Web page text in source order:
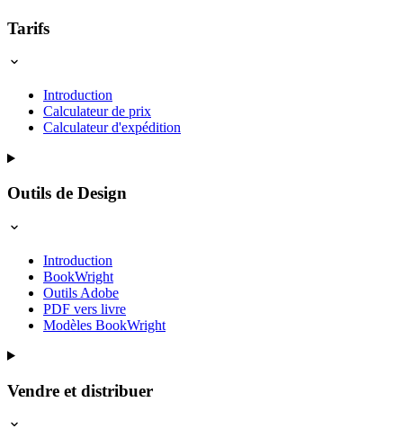
Tarifs
Introduction
Calculateur de prix
Calculateur d'expédition
Outils de Design
Introduction
BookWright
Outils Adobe
PDF vers livre
Modèles BookWright
Vendre et distribuer